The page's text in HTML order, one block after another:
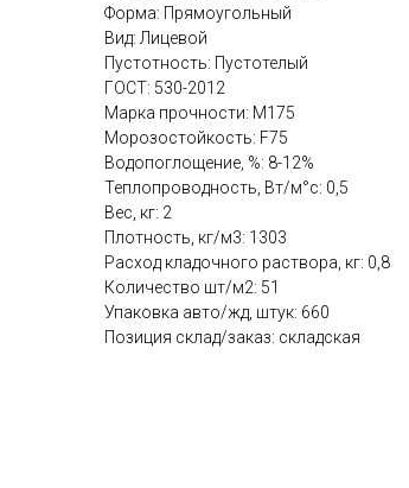
Форма: Прямоугольный
Вид: Лицевой
Пустотность: Пустотелый
ГОСТ: 530-2012
Марка прочности: М175
Морозостойкость: F75
Водопоглощение, %: 8-12%
Теплопроводность, Вт/м°с: 0,5
Вес, кг: 2
Плотность, кг/м3: 1303
Расход кладочного раствора, кг: 0,8
Количество шт/м2: 51
Упаковка авто/жд, штук: 660
Позиция склад/заказ: складская